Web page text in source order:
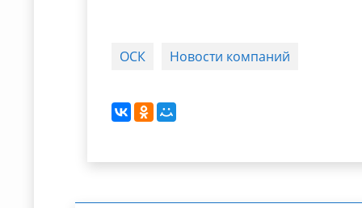
ОСК Новости компаний